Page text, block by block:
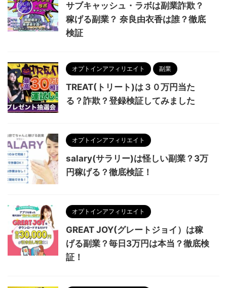
サブキャッシュ・ラボは副業詐欺？
稼げる副業？ 奈良由衣香は誰？徹底
検証
オプトインアフィリエイト 副業
TREAT(トリート)は３０万円当た
る？詐欺？登録検証してみました
オプトインアフィリエイト
salary(サラリー)は怪しい副業？3万
円稼げる？徹底検証！
オプトインアフィリエイト
GREAT JOY(グレートジョイ）は稼
げる副業？毎日3万円は本当？徹底検
証！